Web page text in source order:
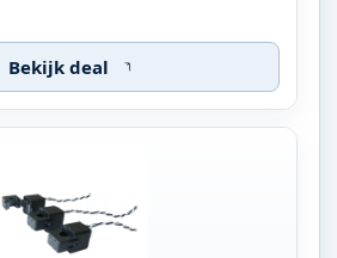
Bekijk deal